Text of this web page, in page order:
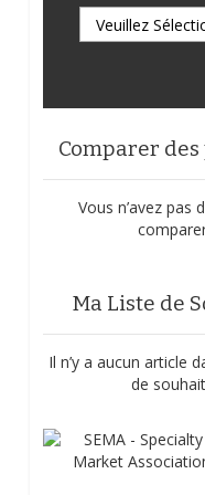
Comparer
Vous n’avez pas
Ma Liste de
Il n’y a aucun article
de